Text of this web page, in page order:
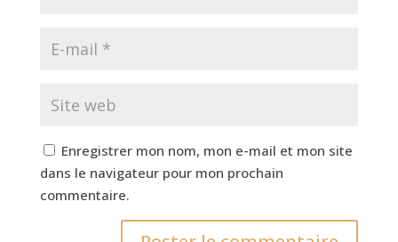
Enregistrer mon nom, mon e-mail et mon site
dans le navigateur pour mon prochain
commentaire.